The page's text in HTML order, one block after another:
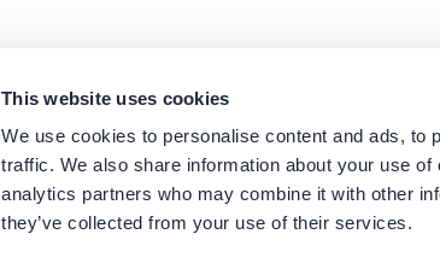
This website uses cookies
We use cookies to personalise content and ads, to
traffic. We also share information about your use
analytics partners who may combine it with other
they’ve collected from your use of their services.